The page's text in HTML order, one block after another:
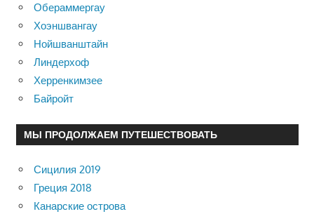
Обераммергау
Хоэншвангау
Нойшванштайн
Линдерхоф
Херренкимзее
Байройт
МЫ ПРОДОЛЖАЕМ ПУТЕШЕСТВОВАТЬ
Сицилия 2019
Греция 2018
Канарские острова